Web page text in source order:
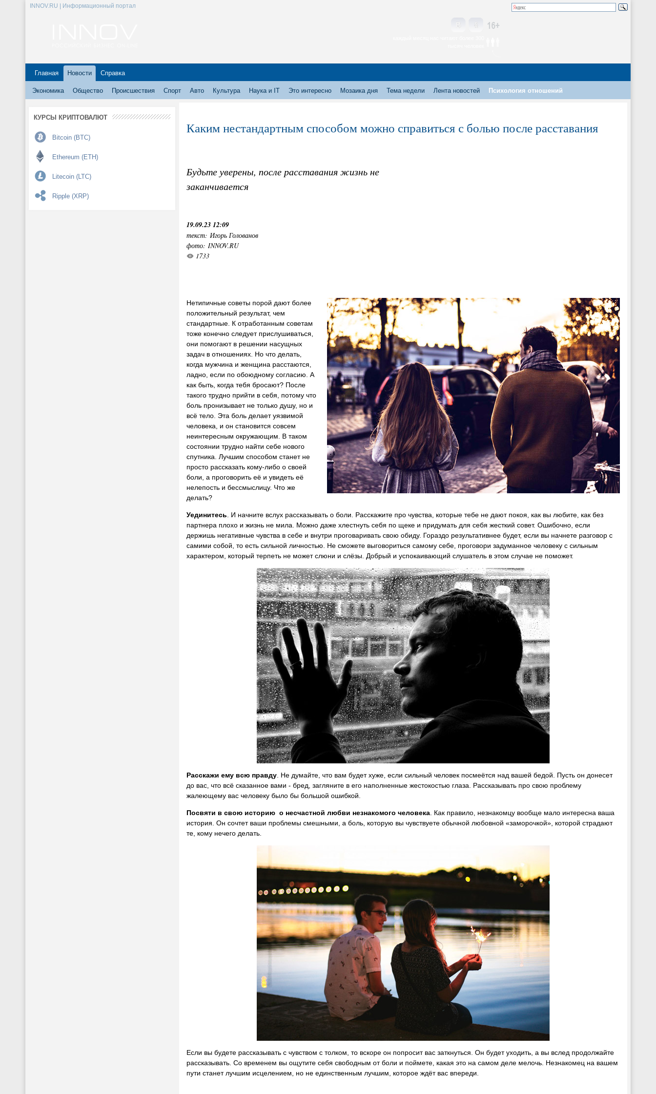
INNOV.RU | Информационный портал
Главная Новости Справка
Экономика Общество Происшествия Спорт Авто Культура Наука и IT Это интересно Мозаика дня Тема недели Лента новостей Психология отношений
КУРСЫ КРИПТОВАЛЮТ
Bitcoin (BTC)
Ethereum (ETH)
Litecoin (LTC)
Ripple (XRP)
Каким нестандартным способом можно справиться с болью после расставания
Будьте уверены, после расставания жизнь не
заканчивается
19.09.23 12:09
текст: Игорь Голованов
фото: INNOV.RU
1733
Нетипичные советы порой дают более
положительный результат, чем
стандартные. К отработанным советам
тоже конечно следует прислушиваться,
они помогают в решении насущных
задач в отношениях. Но что делать,
когда мужчина и женщина расстаются,
ладно, если по обоюдному согласию. А
как быть, когда тебя бросают? После
такого трудно прийти в себя, потому что
боль пронизывает не только душу, но и
всё тело. Эта боль делает уязвимой
человека, и он становится совсем
неинтересным окружающим. В таком
состоянии трудно найти себе нового
спутника. Лучшим способом станет не
просто рассказать кому-либо о своей
боли, а проговорить её и увидеть её
нелепость и бессмыслицу. Что же
делать?
Уединитесь . И начните вслух рассказывать о боли. Расскажите про чувства, которые тебе не дают покоя, как вы любите, как без
партнера плохо и жизнь не мила. Можно даже хлестнуть себя по щеке и придумать для себя жесткий совет. Ошибочно, если
держишь негативные чувства в себе и внутри проговаривать свою обиду. Гораздо результативнее будет, если вы начнете разговор с
самими собой, то есть сильной личностью. Не сможете выговориться самому себе, проговори задуманное человеку с сильным
характером, который терпеть не может слюни и слёзы. Добрый и успокаивающий слушатель в этом случае не поможет.
Расскажи ему всю правду . Не думайте, что вам будет хуже, если сильный человек посмеётся над вашей бедой. Пусть он донесет
до вас, что всё сказанное вами - бред, загляните в его наполненные жестокостью глаза. Рассказывать про свою проблему
жалеющему вас человеку было бы большой ошибкой.
Посвяти в свою историю о несчастной любви незнакомого человека . Как правило, незнакомцу вообще мало интересна ваша
история. Он сочтет ваши проблемы смешными, а боль, которую вы чувствуете обычной любовной «заморочкой», которой страдают
те, кому нечего делать.
Если вы будете рассказывать с чувством с толком, то вскоре он попросит вас заткнуться. Он будет уходить, а вы вслед продолжайте
рассказывать. Со временем вы ощутите себя свободным от боли и поймете, какая это на самом деле мелочь. Незнакомец на вашем
пути станет лучшим исцелением, но не единственным лучшим, которое ждёт вас впереди.